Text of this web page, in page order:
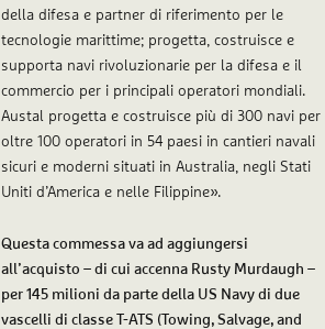
della difesa e partner di riferimento per le
tecnologie marittime; progetta, costruisce e
supporta navi rivoluzionarie per la difesa e il
commercio per i principali operatori mondiali.
Austal progetta e costruisce più di 300 navi per
oltre 100 operatori in 54 paesi in cantieri navali
sicuri e moderni situati in Australia, negli Stati
Uniti d’America e nelle Filippine».
Questa commessa va ad aggiungersi
all’acquisto – di cui accenna Rusty Murdaugh –
per 145 milioni da parte della US Navy di due
vascelli di classe T-ATS (Towing, Salvage, and